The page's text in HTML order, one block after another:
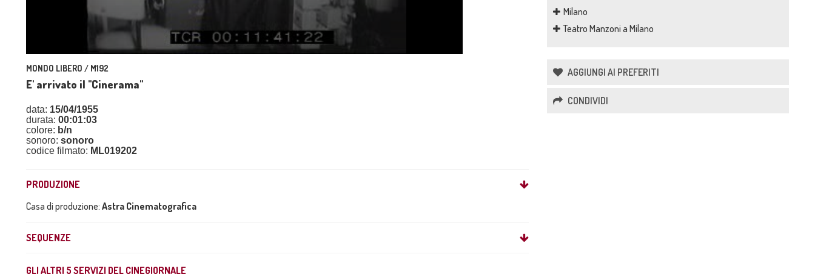
MONDO LIBERO / M192
E' arrivato il "Cinerama"
data: 15/04/1955
durata: 00:01:03
colore: b/n
sonoro: sonoro
codice filmato: ML019202
PRODUZIONE
Casa di produzione: Astra Cinematografica
SEQUENZE
GLI ALTRI 5 SERVIZI DEL CINEGIORNALE
Milano
Teatro Manzoni a Milano
AGGIUNGI AI PREFERITI
CONDIVIDI